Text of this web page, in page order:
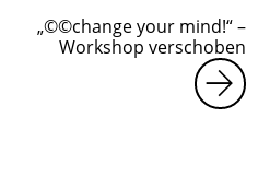
„©©change your mind!“ –
Workshop verschoben